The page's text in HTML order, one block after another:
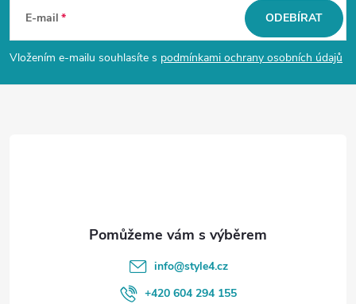
p
E-mail
Vložením e-mailu souhlasíte s podmínkami ochrany osobních údajů
ODEBÍRAT
info@style4.cz
+420 604 294 155